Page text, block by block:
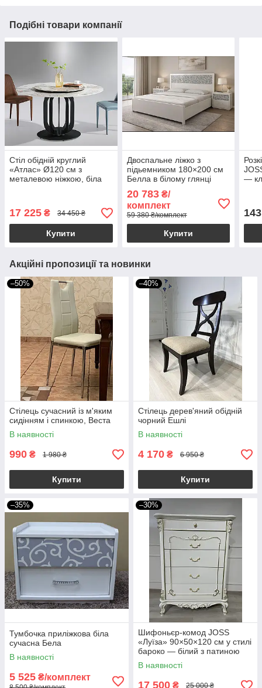
Подібні товари компанії
Стіл обідній круглий
«Атлас» Ø120 см з
металевою ніжкою, біла
стиль
17 225 ₴ 34 450 ₴
Купити
Двоспальне ліжко з
підьемником 180×200 см
Белла в білому глянці
20 783₴/
комплект
59 380 ₴/комплект
Купити
—
Акційні пропозиції та новинки
–50%
Стілець сучасний із м'яким
сидінням і спинкою, Веста
В наявності
990 ₴ 1 980 ₴
Купити
–40%
Стілець дерев'яний обідній
чорний Ешлі
В наявності
4 170 ₴ 6 950 ₴
Купити
–35%
Тумбочка приліжкова біла
сучасна Бела
В наявності
5 525 ₴/комплект
–30%
Шифоньєр-комод JOSS
«Луїза» 90×50×120 см у стилі
бароко — білий з патиною
шампань, 5 висувних ящиків,
лаковане дерево
В наявності
17 500 ₴ 25 000 ₴